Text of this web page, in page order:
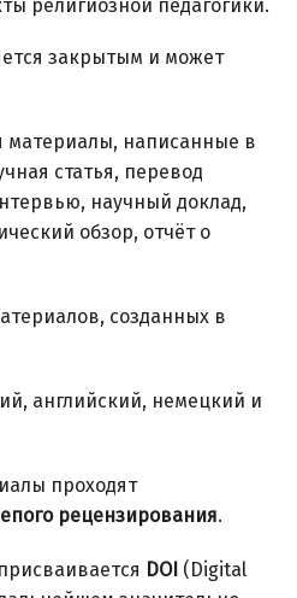
религиозной педагогики.
закрытым и может
написанные в
статья, перевод
научный доклад,
обзор, отчёт о
созданных в
английский, немецкий и
проходят
рецензирования.
DOI (Digital